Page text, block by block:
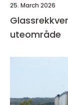
25. March 2026
uteområde